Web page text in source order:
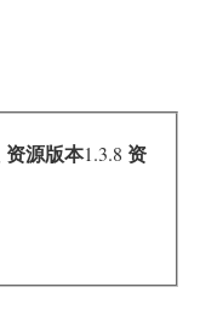
资源版本1.3.8 资